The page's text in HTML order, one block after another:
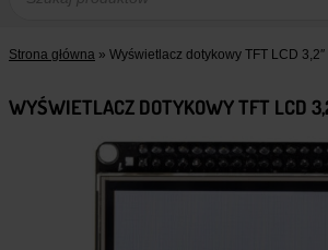
Strona główna » Wyświetlacz dotykowy TFT LCD
WYŚWIETLACZ DOTYKOWY TFT LCD